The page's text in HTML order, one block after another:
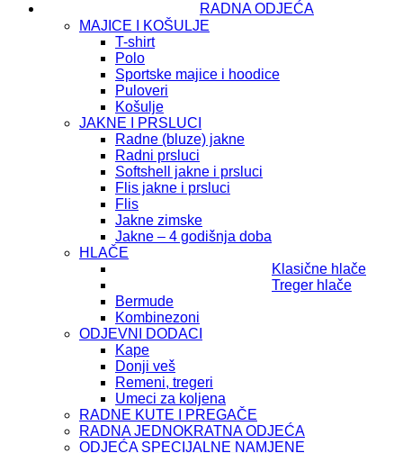
RADNA ODJEĆA
MAJICE I KOŠULJE
T-shirt
Polo
Sportske majice i hoodice
Puloveri
Košulje
JAKNE I PRSLUCI
Radne (bluze) jakne
Radni prsluci
Softshell jakne i prsluci
Flis jakne i prsluci
Flis
Jakne zimske
Jakne – 4 godišnja doba
HLAČE
Klasične hlače
Treger hlače
Bermude
Kombinezoni
ODJEVNI DODACI
Kape
Donji veš
Remeni, tregeri
Umeci za koljena
RADNE KUTE I PREGAČE
RADNA JEDNOKRATNA ODJEĆA
ODJEĆA SPECIJALNE NAMJENE